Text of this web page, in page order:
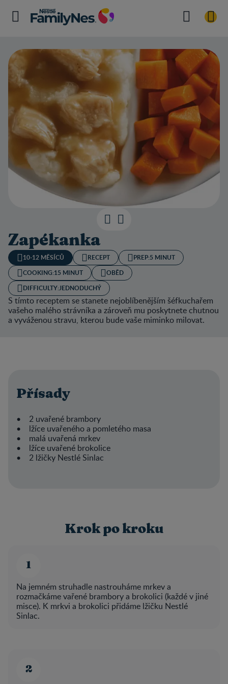
Zapékanka
10-12 MĚSÍCŮ RECEPT PREP:5 MINUT
COOKING:15 MINUT
OBĚD
DIFFICULTY:JEDNODUCHÝ
S tímto receptem se stanete nejoblíbenějším šéfkuchařem
vašeho malého strávníka a zároveň mu poskytnete chutnou
a vyváženou stravu, kterou bude vaše miminko milovat.
Přísady
• 2 uvařené brambory
• lžíce uvařeného a pomletého masa
• malá uvařená mrkev
• lžíce uvařené brokolice
• 2 lžičky Nestlé Sinlac
Krok po kroku
Na jemném struhadle nastrouháme mrkev a
rozmačkáme vařené brambory a brokolici (každé v jiné
misce). K mrkvi a brokolici přidáme lžičku Nestlé
Sinlac.